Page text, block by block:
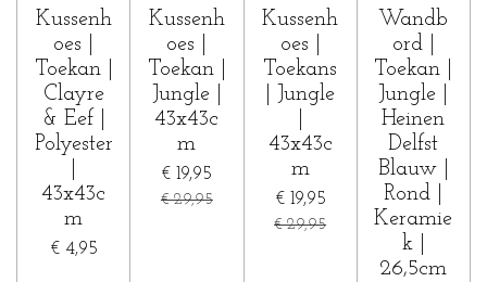
Kussenh
oes |
Toekan |
Clayre
& Eef |
Polyester
43x43c
m
€ 4,95
Kussenh
oes |
Toekan |
Jungle |
43x43c
m
€ 19,95
€ 29,95
Kussenh
oes |
Toekans
| Jungle
43x43c
m
€ 19,95
€ 29,95
Wandb
ord |
Toekan |
Jungle |
Heinen
Delfst
Blauw |
Rond |
Keramie
k |
26,5cm